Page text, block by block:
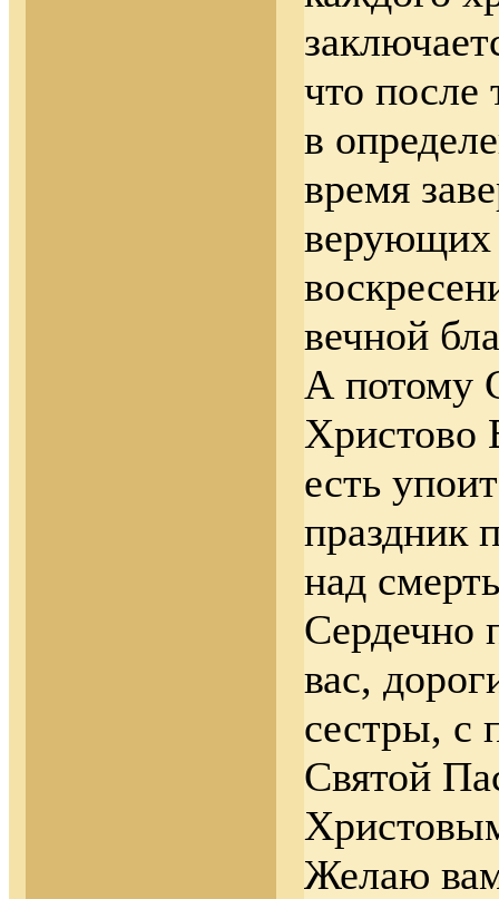
что после
в
время
верующих
вечной
А потому
Христово
есть
праздник
над
Сердечно
вас,
сестры, с
Святой
Желаю